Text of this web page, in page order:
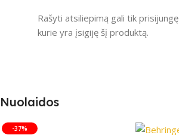
Rašyti atsiliepimą gali tik
kurie yra įsigiję šį produktą.
Nuolaidos
-37%